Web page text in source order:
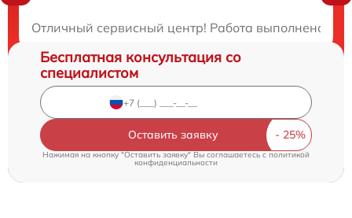
Отличный сервисный центр! Работа выполнена
Бесплатная консультация со
специалистом
Оставить заявку
Нажимая на кнопку "Оставить заявку" Вы соглашаетесь c политикой
конфиденциальности